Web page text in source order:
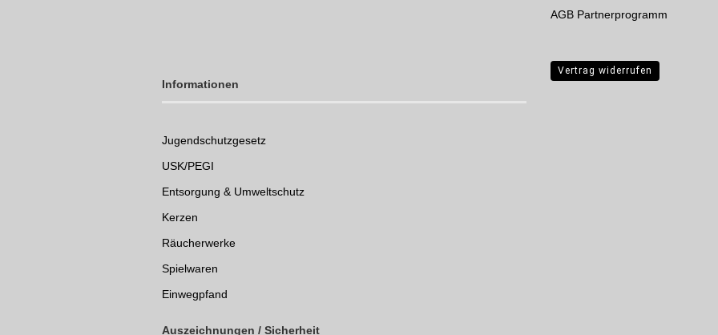
AGB Partnerprogramm
Informationen
Jugendschutzgesetz
USK/PEGI
Entsorgung & Umweltschutz
Kerzen
Räucherwerke
Spielwaren
Einwegpfand
Auszeichnungen / Sicherheit
Vertrag widerrufen